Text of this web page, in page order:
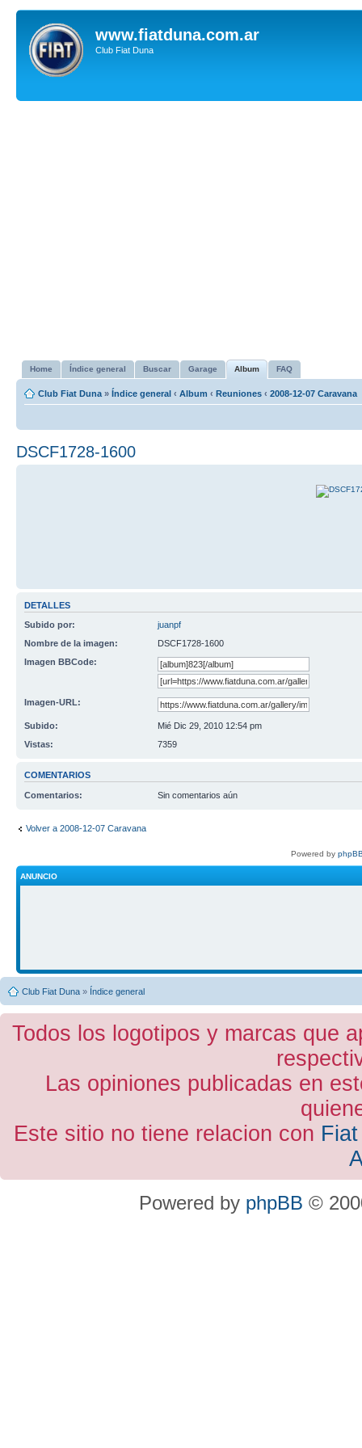
www.fiatduna.com.ar
Club Fiat Duna
Home Índice general Buscar Garage Album FAQ
Club Fiat Duna » Índice general ‹ Album ‹ Reuniones ‹ 2008-12-07 Caravana
DSCF1728-1600
DETALLES
Subido por:
juanpf
Nombre de la imagen:
DSCF1728-1600
Imagen BBCode:
Imagen-URL:
Subido:
Mié Dic 29, 2010 12:54 pm
Vistas:
7359
COMENTARIOS
Comentarios: Sin comentarios aún
Volver a 2008-12-07 Caravana
Powered by
ANUNCIO
Club Fiat Duna » Índice general
Todos los logotipos y marcas que
Las opiniones publicadas en
Este sitio no tiene relacion con
Powered by phpBB ©